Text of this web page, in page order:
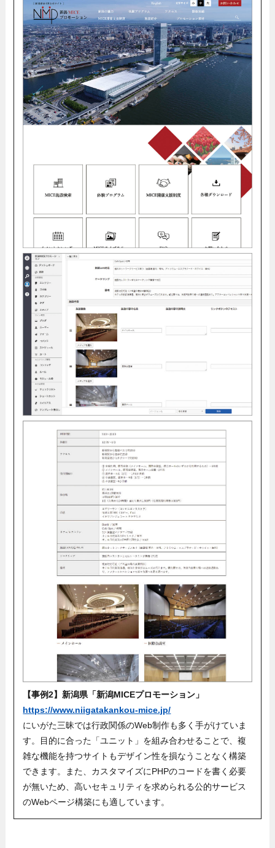
【事例2】新潟県「新潟MICEプロモーション」
https://www.niigatakankou-mice.jp/
にいがた三昧では行政関係のWeb制作も多く手がけていま
す。目的に合った「ユニット」を組み合わせることで、複
雑な機能を持つサイトもデザイン性を損なうことなく構築
できます。また、カスタマイズにPHPのコードを書く必要
が無いため、高いセキュリティを求められる公的サービス
のWebページ構築にも適しています。